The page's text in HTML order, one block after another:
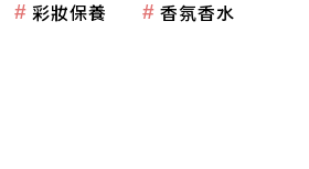
彩妝保養 香氛香水